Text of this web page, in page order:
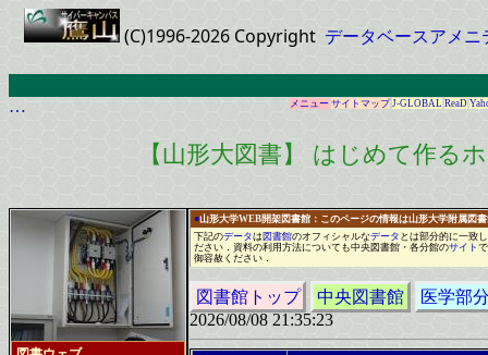
(C)1996-2026 Copyright データベースアメニ
… メニュー サイトマップ J-GLOBAL ReaD
【山形大図書】 はじめて作る
●山形大学WEB開架図書館：このページの情報は山形大学附属図
下記のデータは 図書館のオフィシャルなデータ と は部分的に一致
ださい ． 資料の利用方法についても中央図書館 ・ 各分館のサイト
御容赦ください ．
図書館トップ 中央図書館
医学部
2026/08/08 21:35:23